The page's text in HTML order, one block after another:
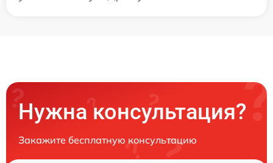
Нужна консультация?
Закажите бесплатную консультацию